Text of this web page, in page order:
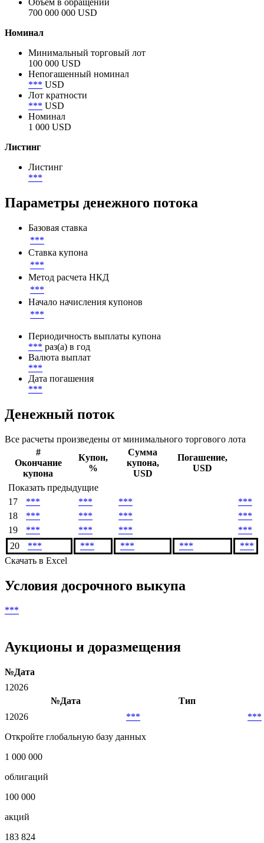
Объем в обращении
700 000 000 USD
Номинал
Минимальный торговый лот
100 000 USD
Непогашенный номинал
*** USD
Лот кратности
*** USD
Номинал
1 000 USD
Листинг
Листинг
***
Параметры денежного потока
Базовая ставка
***
Ставка купона
***
Метод расчета НКД
***
Начало начисления купонов
***
Периодичность выплаты купона
*** раз(а) в год
Валюта выплат
***
Дата погашения
***
Денежный поток
Все расчеты произведены от минимального торгового лота
#
Окончание
купона
Купон,
%
Сумма
купона,
USD
Погашение,
USD
Показать предыдущие
17
*** *** ***
***
18
*** *** ***
***
19
*** *** ***
***
20
*** *** *** ***
***
Скачать в Excel
Условия досрочного выкупа
***
Аукционы и доразмещения
№Дата
1 2026
№Дата
Тип
1 2026 ***
***
Откройте глобальную базу данных
1 000 000
облигаций
100 000
акций
183 824